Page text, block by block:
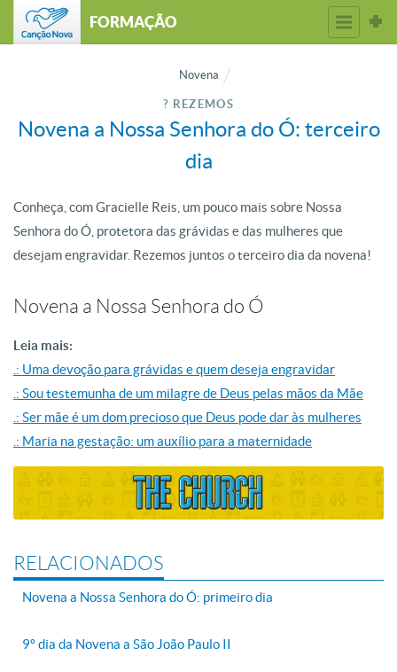
FORMAÇÃO
Novena
? REZEMOS
Novena a Nossa Senhora do Ó: terceiro
dia
Conheça, com Gracielle Reis, um pouco mais sobre Nossa
Senhora do Ó, protetora das grávidas e das mulheres que
desejam engravidar. Rezemos juntos o terceiro dia da novena!
Novena a Nossa Senhora do Ó
Leia mais:
.: Uma devoção para grávidas e quem deseja engravidar
.: Sou testemunha de um milagre de Deus pelas mãos da Mãe
.: Ser mãe é um dom precioso que Deus pode dar às mulheres
.: Maria na gestação: um auxílio para a maternidade
RELACIONADOS
Novena a Nossa Senhora do Ó: primeiro dia
9º dia da Novena a São João Paulo II